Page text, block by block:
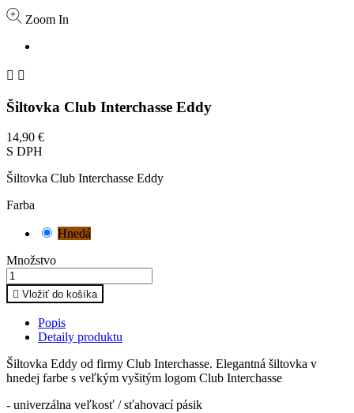
Zoom In
 
Šiltovka Club Interchasse Eddy
14,90 €
S DPH
Šiltovka Club Interchasse Eddy
Farba
Hnedá
Množstvo
 Vložiť do košíka
Popis
Detaily produktu
Šiltovka Eddy od firmy Club Interchasse. Elegantná šiltovka v
hnedej farbe s veľkým vyšitým logom Club Interchasse
- univerzálna veľkosť / sťahovací pásik